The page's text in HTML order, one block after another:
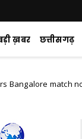
ख़बर छत्तीसगढ़
match no 43